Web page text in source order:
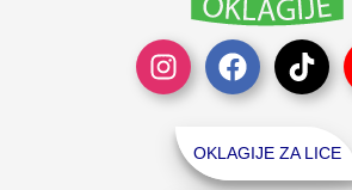
OKLAGIJE ZA LICE